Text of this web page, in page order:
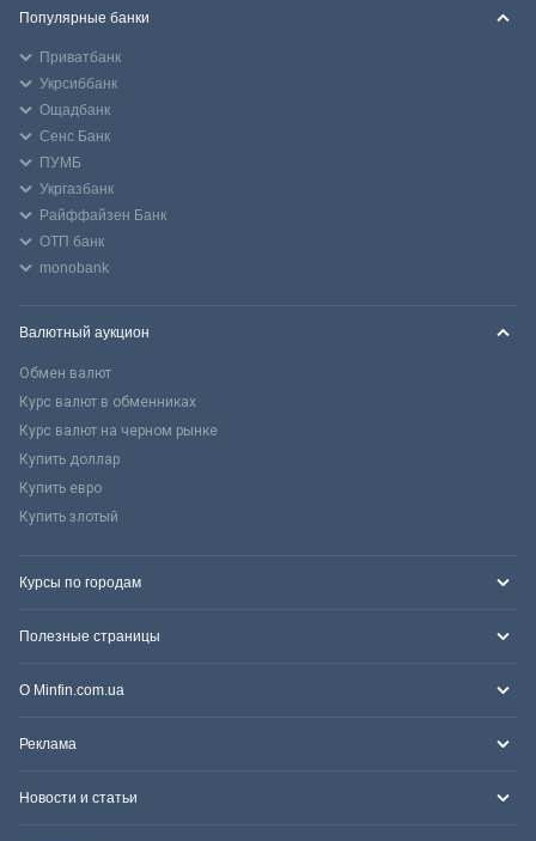
Популярные банки
Приватбанк
Укрсиббанк
Ощадбанк
Сенс Банк
ПУМБ
Укргазбанк
Райффайзен Банк
ОТП банк
monobank
Валютный аукцион
Обмен валют
Курс валют в обменниках
Курс валют на черном рынке
Купить доллар
Купить евро
Купить злотый
Курсы по городам
Полезные страницы
О Minfin.com.ua
Реклама
Новости и статьи